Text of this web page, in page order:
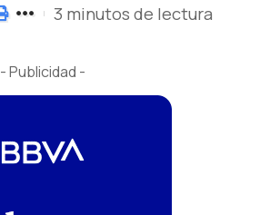
3 minutos de lectura
- Publicidad -